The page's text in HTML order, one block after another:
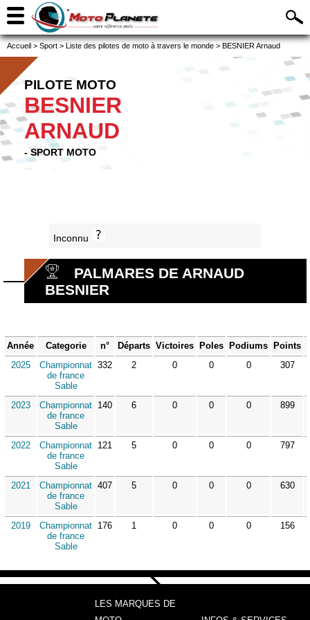
Accueil > Sport > Liste des pilotes de moto à travers le monde > BESNIER Arnaud
PILOTE MOTO
BESNIER
ARNAUD
- SPORT MOTO
Inconnu
PALMARES DE ARNAUD
BESNIER
Année Categorie n° Départs Victoires Poles Podiums Points
2025
Championnat
de france
Sable
332 2 0 0 0 307
2023
Championnat
de france
Sable
140 6 0 0 0 899
2022
Championnat
de france
Sable
121 5 0 0 0 797
2021
Championnat
de france
Sable
407 5 0 0 0 630
2019
Championnat
de france
Sable
176 1 0 0 0 156
LES MARQUES DE